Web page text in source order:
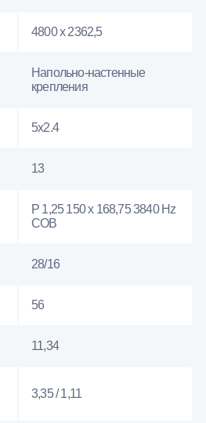
4800 x 2362,5
Напольно-настенные
крепления
5x2.4
13
P 1,25 150 x 168,75 3840 Hz
COB
28/16
56
11,34
3,35 / 1,11